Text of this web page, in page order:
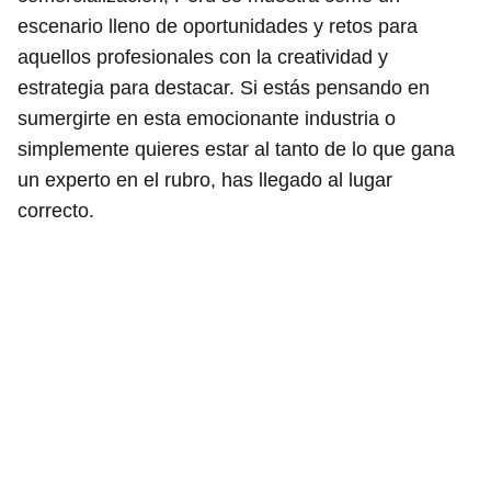
escenario lleno de oportunidades y retos para
aquellos profesionales con la creatividad y
estrategia para destacar. Si estás pensando en
sumergirte en esta emocionante industria o
simplemente quieres estar al tanto de lo que gana
un experto en el rubro, has llegado al lugar
correcto.